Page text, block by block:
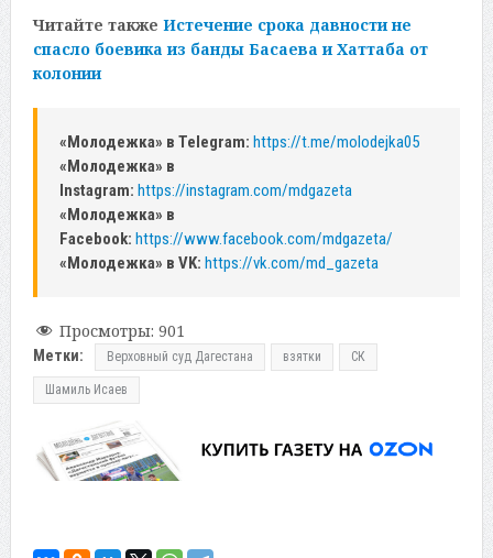
Читайте также Истечение срока давности не
спасло боевика из банды Басаева и Хаттаба от
колонии
«Молодежка» в Telegram: https://t.me/molodejka05
«Молодежка» в
Instagram: https://instagram.com/mdgazeta
«Молодежка» в
Facebook: https://www.facebook.com/mdgazeta/
«Молодежка» в VK: https://vk.com/md_gazeta
Просмотры: 901
Метки: Верховный суд Дагестана взятки СК
Шамиль Исаев